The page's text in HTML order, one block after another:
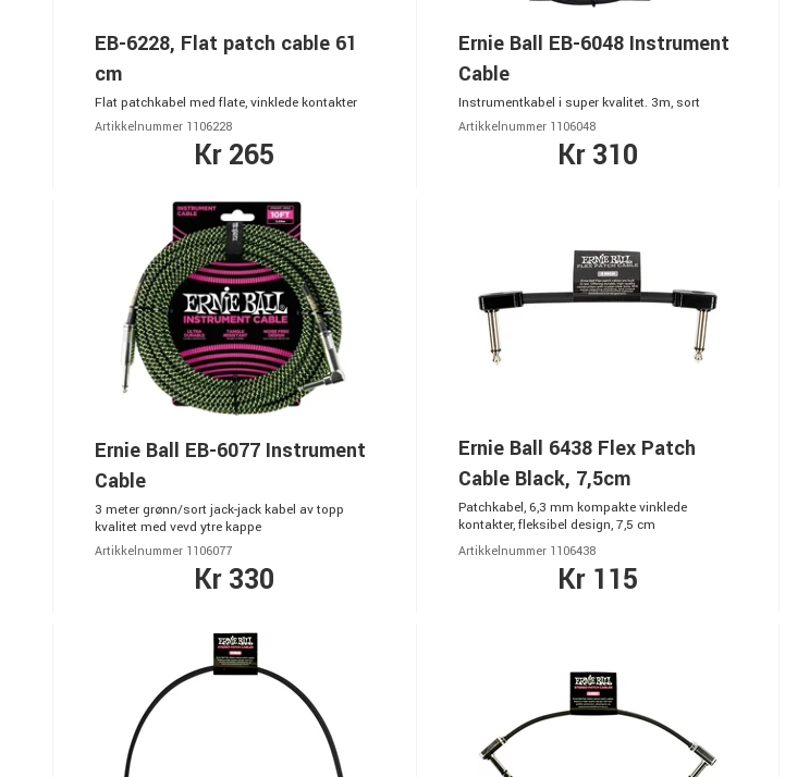
EB-6228, Flat patch cable 61
cm
Flat patchkabel med flate, vinklede kontakter
Artikkelnummer 1106228
Kr 265
Ernie Ball EB-6048 Instrument
Cable
Instrumentkabel i super kvalitet. 3m, sort
Artikkelnummer 1106048
Kr 310
Ernie Ball EB-6077 Instrument
Cable
3 meter grønn/sort jack-jack kabel av topp
kvalitet med vevd ytre kappe
Artikkelnummer 1106077
Kr 330
Ernie Ball 6438 Flex Patch
Cable Black, 7,5cm
Patchkabel, 6,3 mm kompakte vinklede
kontakter, fleksibel design, 7,5 cm
Artikkelnummer 1106438
Kr 115